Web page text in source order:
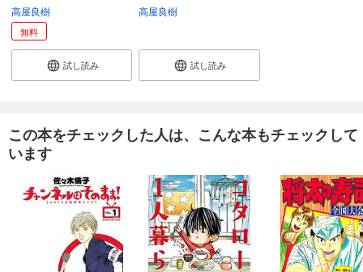
高屋良樹
無料
試し読み
高屋良樹
試し読み
この本をチェックした人は、こんな本もチェックして
います